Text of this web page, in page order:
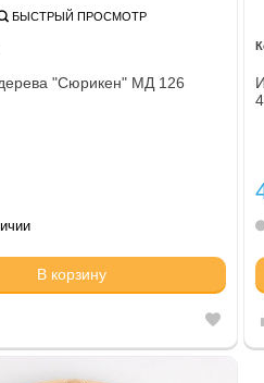
БЫСТРЫЙ ПРОСМОТР
"Сюрикен" МД 126
В корзину